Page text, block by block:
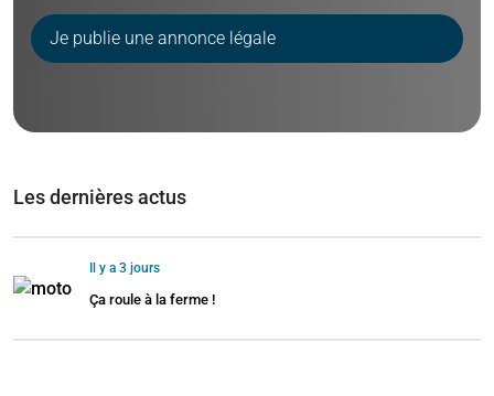
Je publie une annonce légale
Les dernières actus
Il y a 3 jours
Ça roule à la ferme !